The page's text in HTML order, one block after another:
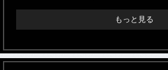
もっと見る